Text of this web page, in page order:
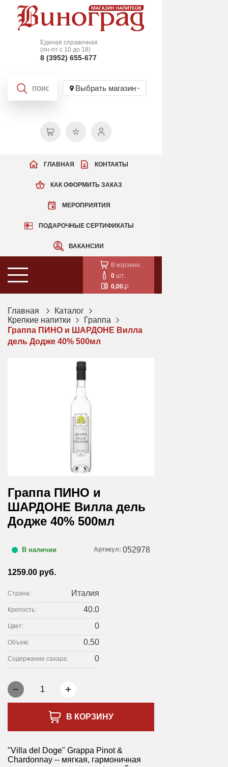
Единая справочная
(пн-пт с 10 до 18)
8 (3952) 655-677
Выбрать магазин
КАК ОФОРМИТЬ ЗАКАЗ
МЕРОПРИЯТИЯ
ПОДАРОЧНЫЕ СЕРТИФИКАТЫ
ВАКАНСИИ
ГЛАВНАЯ КОНТАКТЫ
В корзине:
0 шт.
0,00
Главная
Каталог
Крепкие напитки
Граппа
Граппа ПИНО и ШАРДОНЕ Вилла
дель Додже 40% 500мл
Граппа ПИНО и
ШАРДОНЕ Вилла дель
Додже 40% 500мл
В наличии Артикул: 052978
1259.00 руб.
Страна: Италия
Крепость: 40.0
Цвет: 0
Объем: 0.50
Содержание сахара: 0
1
В КОРЗИНУ
"Villa del Doge" Grappa Pinot &
Chardonnay -- мягкая, гармоничная